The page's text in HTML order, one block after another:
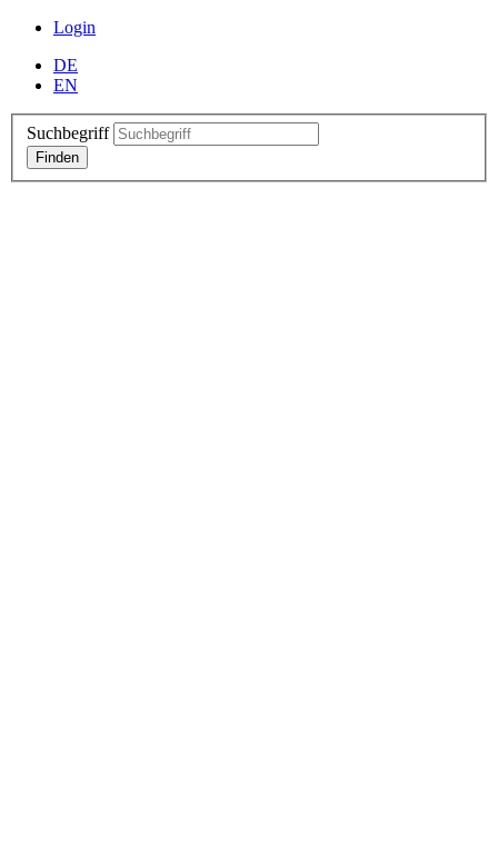
Login
DE
EN
Suchbegriff